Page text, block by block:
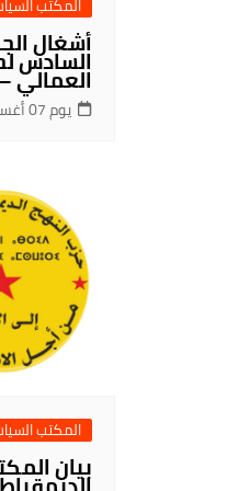
أشغال
السادس
العمالي
يوم 07 أغسطس، 2026
المكتب
بيان